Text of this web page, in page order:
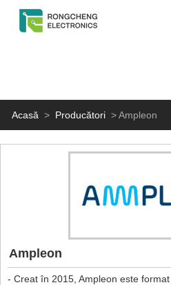
Acasă > Producători >Ampleon
Ampleon
- Creat în 2015, Ampleon este